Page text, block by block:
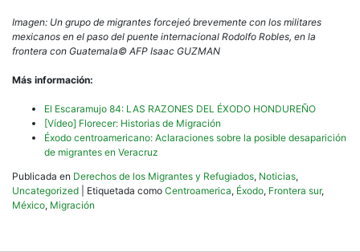
Imagen: Un grupo de migrantes forcejeó brevemente con los militares
mexicanos en el paso del puente internacional Rodolfo Robles, en la
frontera con Guatemala© AFP Isaac GUZMAN
Más información:
El Escaramujo 84: LAS RAZONES DEL ÉXODO HONDUREÑO
[Vídeo] Florecer: Historias de Migración
Éxodo centroamericano: Aclaraciones sobre la posible desaparición
de migrantes en Veracruz
Publicada en Derechos de los Migrantes y Refugiados, Noticias,
Uncategorized
Etiquetada como Centroamerica, Éxodo, Frontera sur,
México, Migración